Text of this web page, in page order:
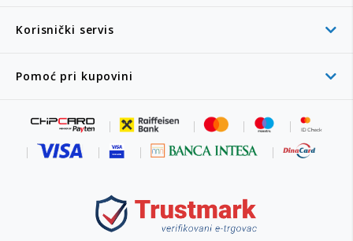
Korisnički servis
Pomoć pri kupovini